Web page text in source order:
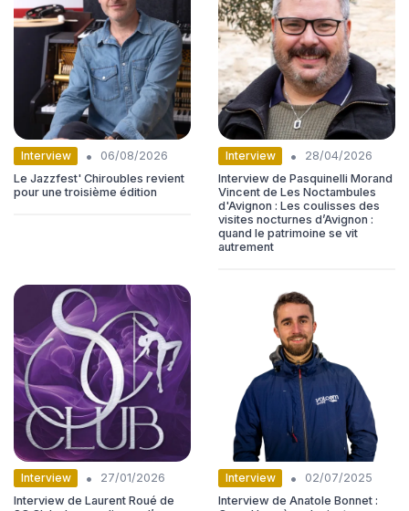
Interview •
06/08/2026
Le Jazzfest' Chiroubles revient
pour une troisième édition
Interview •
28/04/2026
Interview de Pasquinelli Morand
Vincent de Les Noctambules
d'Avignon : Les coulisses des
visites nocturnes d’Avignon :
quand le patrimoine se vit
autrement
Interview •
27/01/2026
Interview de Laurent Roué de
Interview •
02/07/2025
Interview de Anatole Bonnet :